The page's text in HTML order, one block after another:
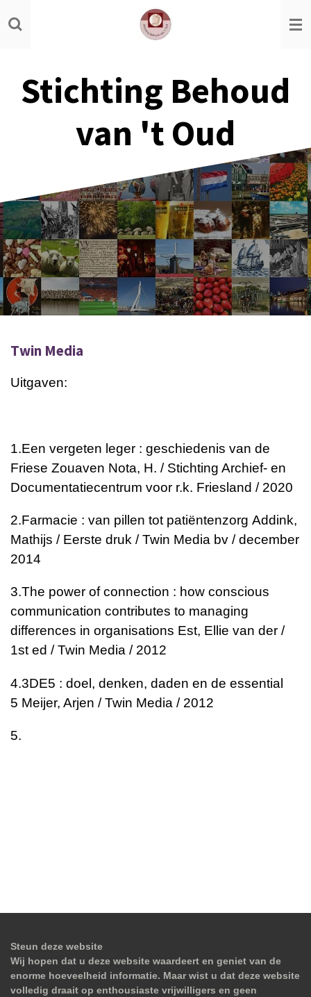
Ga
direct
hoofdinhoud
Stichting Behoud
van 't Oud
Twin Media
Uitgaven:
1.Een vergeten leger : geschiedenis van de
Friese Zouaven Nota, H. / Stichting Archief- en
Documentatiecentrum voor r.k. Friesland / 2020
2.Farmacie : van pillen tot patiëntenzorg Addink,
Mathijs / Eerste druk / Twin Media bv / december
2014
3.The power of connection : how conscious
communication contributes to managing
differences in organisations Est, Ellie van der /
1st ed / Twin Media / 2012
4.3DE5 : doel, denken, daden en de essential
5 Meijer, Arjen / Twin Media / 2012
5.
Steun deze website
Wij hopen dat u deze website waardeert en geniet van de
enorme hoeveelheid informatie. Maar wist u dat deze website
volledig draait op enthousiaste vrijwilligers en geen